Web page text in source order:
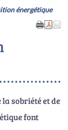
énergétique
sobriété et de
font